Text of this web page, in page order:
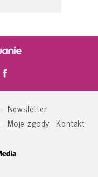
Newsletter
Moje zgody Kontakt